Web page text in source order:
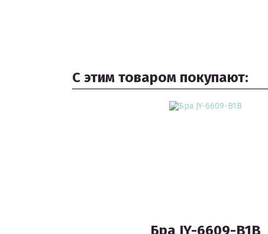
С этим товаром покупают:
Бра JY-6609-B1B